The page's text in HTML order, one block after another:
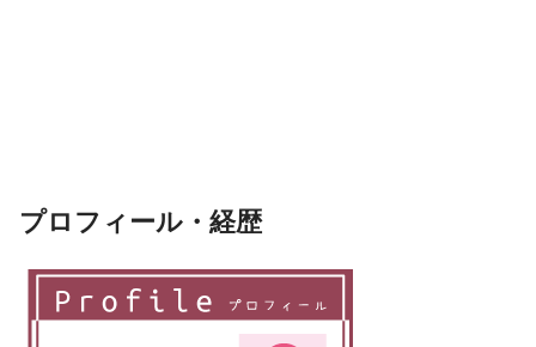
プロフィール・経歴